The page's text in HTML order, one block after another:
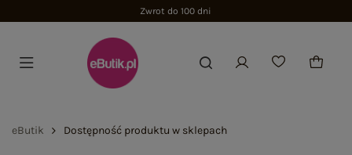
Zwrot do 100 dni
eButik Dostępność produktu w sklepach